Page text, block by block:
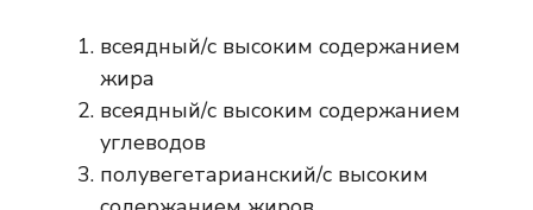
всеядный/с высоким содержанием
жира
всеядный/с высоким содержанием
углеводов
полувегетарианский/с высоким